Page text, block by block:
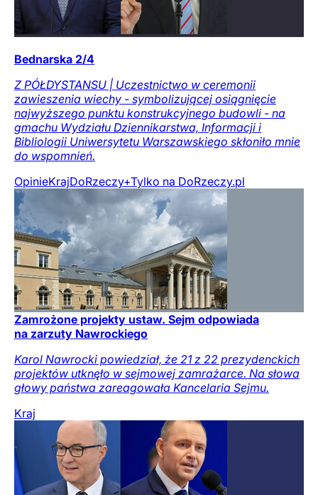
Bednarska 2/4
Z PÓŁDYSTANSU | Uczestnictwo w ceremonii
zawieszenia wiechy - symbolizującej osiągnięcie
najwyższego punktu konstrukcyjnego budowli - na
gmachu Wydziału Dziennikarstwa, Informacji i
Bibliologii Uniwersytetu Warszawskiego skłoniło mnie
do wspomnień.
OpinieKrajDoRzeczy+Tylko na DoRzeczy.pl
Zamrożone projekty ustaw. Sejm odpowiada
na zarzuty Nawrockiego
Karol Nawrocki powiedział, że 21 z 22 prezydenckich
projektów utknęło w sejmowej zamrażarce. Na słowa
głowy państwa zareagowała Kancelaria Sejmu.
Kraj